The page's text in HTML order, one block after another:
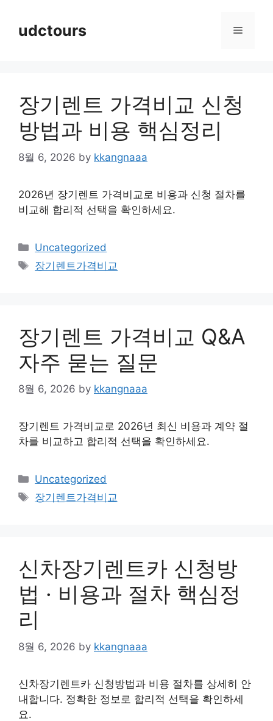
contentudctours Menu
장기렌트 가격비교 신청
방법과 비용 핵심정리
8월 6, 2026 by kkangnaaa
2026년 장기렌트 가격비교로 비용과 신청 절차를
비교해 합리적 선택을 확인하세요.
Categories
Uncategorized
Tags
장기렌트가격비교
장기렌트 가격비교 Q&A
자주 묻는 질문
8월 6, 2026 by kkangnaaa
장기렌트 가격비교로 2026년 최신 비용과 계약 절
차를 비교하고 합리적 선택을 확인하세요.
Categories
Uncategorized
Tags
장기렌트가격비교
신차장기렌트카 신청방
법 · 비용과 절차 핵심정
리
8월 6, 2026 by kkangnaaa
신차장기렌트카 신청방법과 비용 절차를 상세히 안
내합니다. 정확한 정보로 합리적 선택을 확인하세
요.